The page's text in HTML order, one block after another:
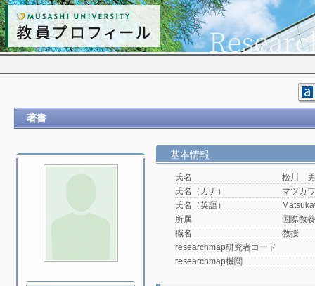
著書
基本情報
氏名
松川 勇
氏名（カナ）
マツカ
氏名（英語）
所属
国際教
職名
教授
researchmap研究者コード
researchmap機関